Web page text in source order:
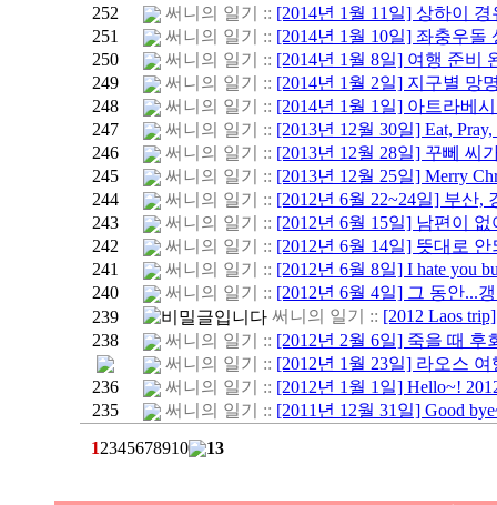
252
써니의 일기 :: [2014년 1월 11일] 상하이
251
써니의 일기 :: [2014년 1월 10일] 좌충우돌
250
써니의 일기 :: [2014년 1월 8일] 여행 준비
249
써니의 일기 :: [2014년 1월 2일] 지구별 망
248
써니의 일기 :: [2014년 1월 1일] 아트라베
247
써니의 일기 :: [2013년 12월 30일] Eat, Pray,
246
써니의 일기 :: [2013년 12월 28일] 꾸뻬 씨
245
써니의 일기 :: [2013년 12월 25일] Merry
244
써니의 일기 :: [2012년 6월 22~24일] 부산,
243
써니의 일기 :: [2012년 6월 15일] 남편이
242
써니의 일기 :: [2012년 6월 14일] 뜻대로 안
241
써니의 일기 :: [2012년 6월 8일] I hate you
240
써니의 일기 :: [2012년 6월 4일] 그 동안...
239
써니의 일기 :: [2012 Laos
238
써니의 일기 :: [2012년 2월 6일] 죽을 때 후
써니의 일기 :: [2012년 1월 23일] 라오스
236
써니의 일기 :: [2012년 1월 1일] Hello~!
235
써니의 일기 :: [2011년 12월 31일] Good
12345678910 13